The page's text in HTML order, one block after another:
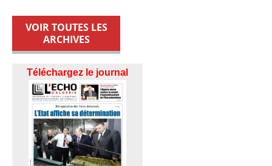
VOIR TOUTES LES
ARCHIVES